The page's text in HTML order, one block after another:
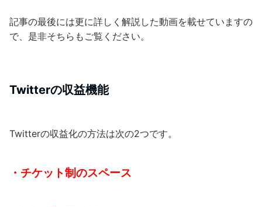
記事の最後には更に詳しく解説した動画を載せていますの
で、是非そちらもご覧ください。
Twitterの収益機能
Twitterの収益化の方法は次の2つです。
・チケット制のスペース